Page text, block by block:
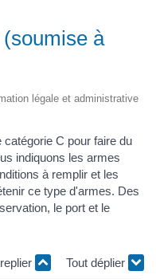
à
légale et administrative
C pour faire du
indiquons les armes
à remplir et les
ce type d'armes. Des
le port et le
Tout déplier